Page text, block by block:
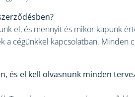
el, és mennyit és mikor kapunk
a cégünkkel kapcsolatban.
és el kell olvasnunk minden